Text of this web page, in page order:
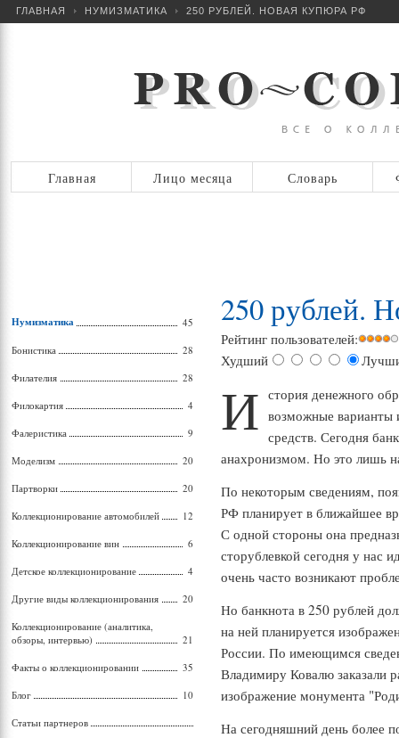
ГЛАВНАЯ НУМИЗМАТИКА 250 РУБЛЕЙ. НОВАЯ КУПЮРА РФ
Главная Лицо месяца Словарь
250 рублей.
Рейтинг пользователей:
Худший
И стория денежного
возможные варианты
средств. Сегодня
анахронизмом. Но это лишь
По некоторым сведениям,
РФ планирует в ближайшее
С одной стороны она
сторублевкой сегодня у нас
очень часто возникают
Но банкнота в 250 рублей
на ней планируется
России. По имеющимся
Владимиру Ковалю заказали
изображение монумента
На сегодняшний день более
Нумизматика 45
Бонистика 28
Филателия 28
Филокартия 4
Фалеристика 9
Моделизм 20
Партворки 20
Коллекционирование автомобилей 12
Коллекционирование вин 6
Детское коллекционирование 4
Другие виды коллекционирования 20
Коллекционирование (аналитика,
обзоры, интервью)
21
Факты о коллекционировании 35
Блог 10
Статьи партнеров